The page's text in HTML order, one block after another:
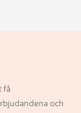
få
och